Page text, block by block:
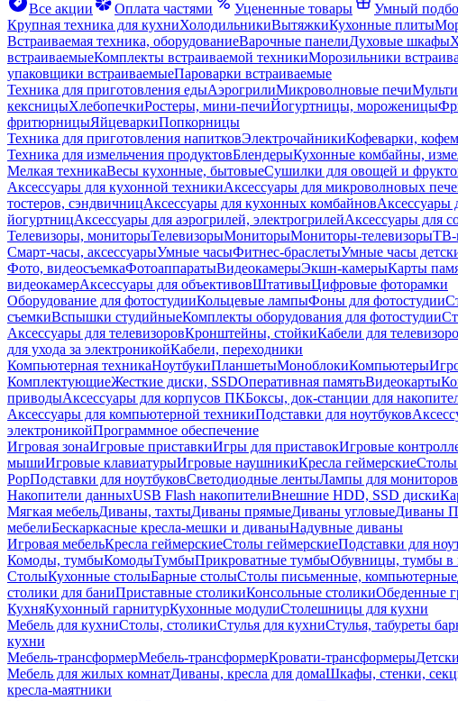
Все акции
Оплата частями Уцененные товары Умный
Крупная техника для кухниХолодильникиВытяжкиКухонные плиты
Встраиваемая техника, оборудованиеВарочные панелиДуховые шкафы
встраиваемыеКомплекты встраиваемой техникиМорозильники
упаковщики встраиваемыеПароварки встраиваемые
Техника для приготовления едыАэрогрилиМикроволновые печи
кексницыХлебопечкиРостеры, мини-печиЙогуртницы, мороженицы
фритюрницыЯйцеваркиПопкорницы
Техника для приготовления напитковЭлектрочайникиКофеварки,
Техника для измельчения продуктовБлендерыКухонные комбайны,
Мелкая техникаВесы кухонные, бытовыеСушилки для овощей и
Аксессуары для кухонной техникиАксессуары для микроволновых
тостеров, сэндвичницАксессуары для кухонных комбайновАксессуары
йогуртницАксессуары для аэрогрилей, электрогрилейАксессуары для
Телевизоры, мониторыТелевизорыМониторыМониторы-телевизорыТВ-
Смарт-часы, аксессуарыУмные часыФитнес-браслетыУмные часы
Фото, видеосъемкаФотоаппаратыВидеокамерыЭкшн-камерыКарты
видеокамерАксессуары для объективовШтативыЦифровые фоторамки
Оборудование для фотостудииКольцевые лампыФоны для фотостудии
съемкиВспышки студийныеКомплекты оборудования для фотостудии
Аксессуары для телевизоровКронштейны, стойкиКабели для
для ухода за электроникойКабели, переходники
Компьютерная техникаНоутбукиПланшетыМоноблокиКомпьютеры
КомплектующиеЖесткие диски, SSDОперативная памятьВидеокарты
приводыАксессуары для корпусов ПКБоксы, док-станции для
Аксессуары для компьютерной техникиПодставки для ноутбуков
электроникойПрограммное обеспечение
Игровая зонаИгровые приставкиИгры для приставокИгровые
мышиИгровые клавиатурыИгровые наушникиКресла геймерскиеСтолы
PopПодставки для ноутбуковСветодиодные лентыЛампы для мониторов
Накопители данныхUSB Flash накопителиВнешние HDD, SSD диски
Мягкая мебельДиваны, тахтыДиваны прямыеДиваны угловыеДиваны
мебелиБескаркасные кресла-мешки и диваныНадувные диваны
Игровая мебельКресла геймерскиеСтолы геймерскиеПодставки для
Комоды, тумбыКомодыТумбыПрикроватные тумбыОбувницы, тумбы в
СтолыКухонные столыБарные столыСтолы письменные, компьютерные
столики для баниПриставные столикиКонсольные столикиОбеденные
КухняКухонный гарнитурКухонные модулиСтолешницы для кухни
Мебель для кухниСтолы, столикиСтулья для кухниСтулья, табуреты
кухни
Мебель-трансформерМебель-трансформерКровати-трансформеры
Мебель для жилых комнатДиваны, кресла для домаШкафы, стенки,
кресла-маятники